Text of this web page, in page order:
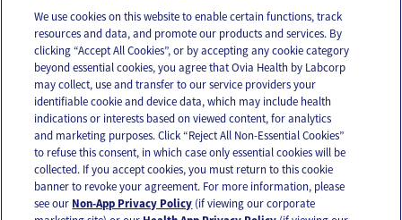
Email Text
OUR APPS
FOLLOW US
We use cookies on this website to enable certain functions, track
resources and data, and promote our products and services. By
clicking “Accept All Cookies”, or by accepting any cookie category
beyond essential cookies, you agree that Ovia Health by Labcorp
may collect, use and transfer to our service providers your
identifiable cookie and device data, which may include health
indications or interests based on viewed content, for analytics
and marketing purposes. Click “Reject All Non-Essential Cookies”
to refuse this consent, in which case only essential cookies will be
collected. If you accept cookies, you must return to this cookie
banner to revoke your agreement. For more information, please
see our Non-App Privacy Policy (if viewing our corporate